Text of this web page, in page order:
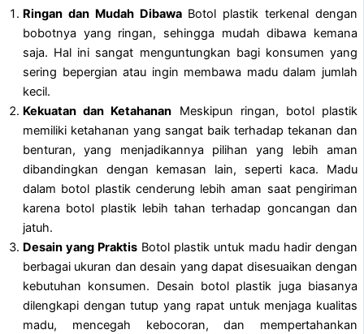
Ringan dan Mudah DibawaBotol plastik terkenal dengan
bobotnya yang ringan, sehingga mudah dibawa kemana
saja. Hal ini sangat menguntungkan bagi konsumen yang
sering bepergian atau ingin membawa madu dalam jumlah
kecil.
Kekuatan dan Ketahanan Meskipun ringan, botol plastik
memiliki ketahanan yang sangat baik terhadap tekanan dan
benturan, yang menjadikannya pilihan yang lebih aman
dibandingkan dengan kemasan lain, seperti kaca. Madu
dalam botol plastik cenderung lebih aman saat pengiriman
karena botol plastik lebih tahan terhadap goncangan dan
jatuh.
Desain yang Praktis Botol plastik untuk madu hadir dengan
berbagai ukuran dan desain yang dapat disesuaikan dengan
kebutuhan konsumen. Desain botol plastik juga biasanya
dilengkapi dengan tutup yang rapat untuk menjaga kualitas
madu, mencegah kebocoran, dan mempertahankan